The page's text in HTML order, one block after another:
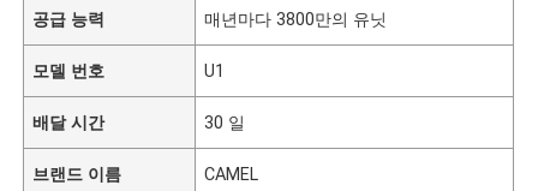
공급 능력 매년마다 3800만의 유닛
모델 번호 U1
배달 시간 30 일
브랜드 이름 CAMEL